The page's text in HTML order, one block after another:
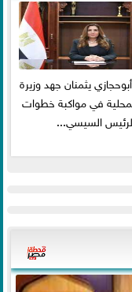
يثمنان جهد وزيرة
في مواكبة خطوات
السيسي...